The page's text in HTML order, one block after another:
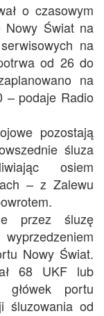
o czasowym
Nowy Świat na
na
od 26 do
na
– podaje Radio
pozostają
śluza
osiem
– z Zalewu
przez śluzę
Nowy Świat.
68 UKF lub
portu
śluzowania od